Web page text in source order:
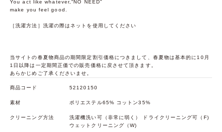
You act like whatever,“NO NEED”
make you feel good.
［洗濯方法］洗濯の際はネットを使用してください
当サイトの春夏物商品の期間限定割引価格につきまして、春夏物は基本的に10月
1日以降は一定期間正価での販売価格に戻させて頂きます。
あらかじめご了承くださいませ。
商品コード 52120150
素材 ポリエステル65% コットン35%
クリーニング方法
洗濯機洗い可（非常に弱く） ドライクリーニング可（F)
ウェットクリーニング（W)